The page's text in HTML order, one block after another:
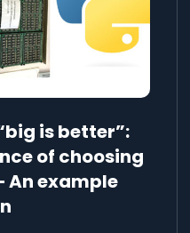
is better”:
of choosing
An example